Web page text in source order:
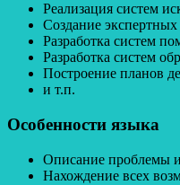
Реализация систем
Создание
Разработка систем
Разработка систем
Построение планов
и т.п.
Особенности языка
Описание проблемы
Нахождение всех